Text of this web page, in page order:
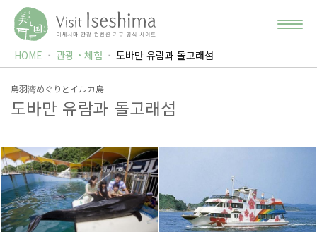
HOME 관광・체험 도바만 유람과 돌고래섬
鳥羽湾めぐりとイルカ島
도바만 유람과 돌고래섬